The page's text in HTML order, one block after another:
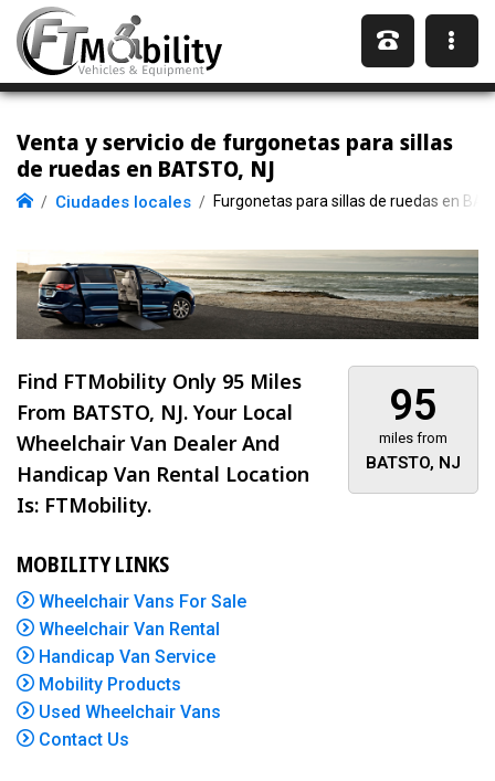
Venta y servicio de furgonetas para sillas
de ruedas en BATSTO, NJ
Ciudades locales Furgonetas para sillas de ruedas en
95
miles from
BATSTO, NJ
Find FTMobility Only 95 Miles
From BATSTO, NJ. Your Local
Wheelchair Van Dealer And
Handicap Van Rental Location
Is: FTMobility.
MOBILITY LINKS
Wheelchair Vans For Sale
Wheelchair Van Rental
Handicap Van Service
Mobility Products
Used Wheelchair Vans
Contact Us